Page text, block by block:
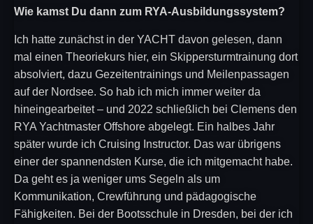
Wie kamst Du dann zum RYA-Ausbildungssystem?
Ich hatte zunächst in der YACHT davon gelesen, dann
mal einen Theoriekurs hier, ein Skippersturmtrainung dort
absolviert, dazu Gezeitentrainings und Meilenpassagen
auf der Nordsee. So hab ich mich immer weiter da
hineingearbeitet – und 2022 schließlich bei Clemens den
RYA Yachtmaster Offshore abgelegt. Ein halbes Jahr
später wurde ich Cruising Instructor. Das war übrigens
einer der spannendsten Kurse, die ich mitgemacht habe.
Da geht es ja weniger ums Segeln als um
Kommunikation, Crewführung und pädagogische
Fähigkeiten. Bei der Bootsschule in Dresden, bei der ich